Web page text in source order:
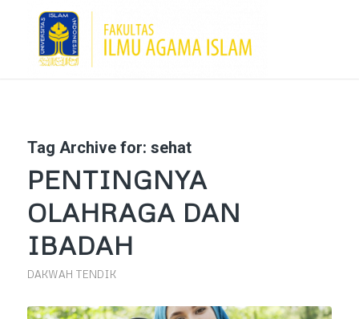
Tag Archive for: sehat
PENTINGNYA
OLAHRAGA DAN
IBADAH
DAKWAH TENDIK